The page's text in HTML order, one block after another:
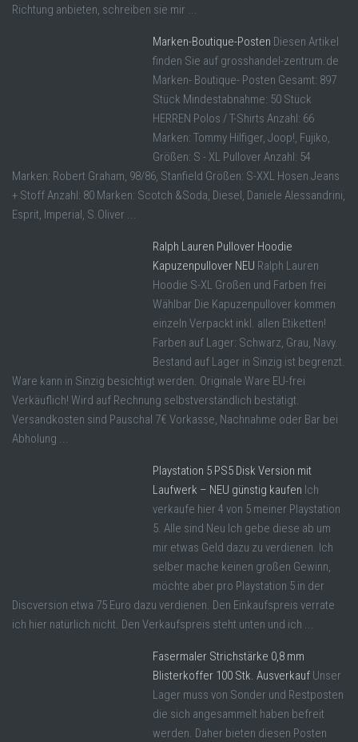
Richtung anbieten, schreiben sie mir ...
Marken-Boutique-Posten Diesen Artikel
finden Sie auf grosshandel-zentrum.de
Marken- Boutique- Posten Gesamt: 897
Stück Mindestabnahme: 50 Stück
HERREN Polos / T-Shirts Anzahl: 66
Marken: Tommy Hilfiger, Joop!, Fujiko,
Größen: S - XL Pullover Anzahl: 54
Marken: Robert Graham, 98/86, Stanfield Größen: S-XXL Hosen Jeans
+ Stoff Anzahl: 80 Marken: Scotch &Soda, Diesel, Daniele Alessandrini,
Esprit, Imperial, S.Oliver ...
Ralph Lauren Pullover Hoodie
Kapuzenpullover NEU Ralph Lauren
Hoodie S-XL Großen und Farben frei
Wählbar Die Kapuzenpullover kommen
einzeln Verpackt inkl. allen Etiketten!
Farben auf Lager: Schwarz, Grau, Navy.
Bestand auf Lager in Sinzig ist begrenzt.
Ware kann in Sinzig besichtigt werden. Originale Ware EU-frei
Verkäuflich! Wird auf Rechnung selbstverständlich bestätigt.
Versandkosten sind Pauschal 7€ Vorkasse, Nachnahme oder Bar bei
Abholung ...
Playstation 5 PS5 Disk Version mit
Laufwerk – NEU günstig kaufen Ich
verkaufe hier 4 von 5 meiner Playstation
5. Alle sind Neu Ich gebe diese ab um
mir etwas Geld dazu zu verdienen. Ich
selber mache keinen großen Gewinn,
möchte aber pro Playstation 5 in der
Discversion etwa 75 Euro dazu verdienen. Den Einkaufspreis verrate
ich hier natürlich nicht. Den Verkaufspreis steht unten und ich ...
Fasermaler Strichstärke 0,8 mm
Blisterkoffer 100 Stk. Ausverkauf Unser
Lager muss von Sonder und Restposten
die sich angesammelt haben befreit
werden. Daher bieten diesen Posten